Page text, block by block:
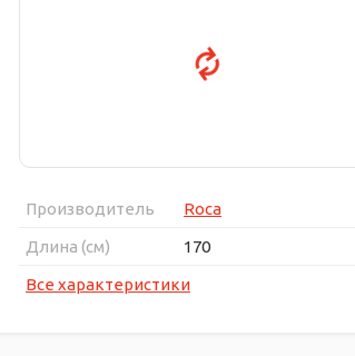
Производитель
Roca
Длина (см)
170
Все характеристики